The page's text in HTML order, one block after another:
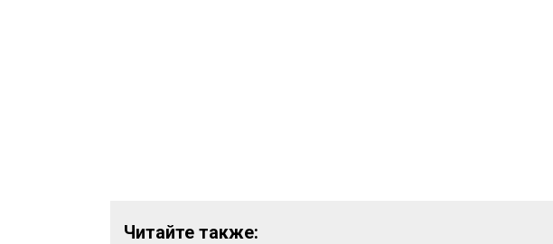
Читайте также: